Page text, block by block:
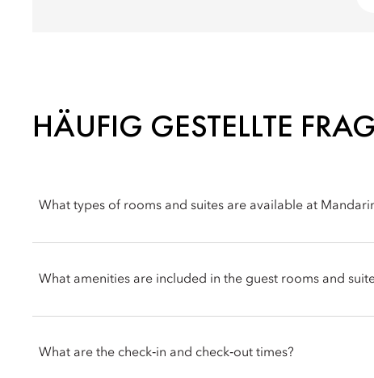
HÄUFIG GESTELLTE
What types of rooms and suites are available at
and Club rooms to Urban, Urban Monument View, Oriental
What amenities are included in the guest rooms and
menus, Nespresso coffee machines, marble bathrooms, flat-
What are the check‑in and check‑out times?